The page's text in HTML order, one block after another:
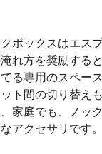
ボックスはエス
れ方を奨励する
る専用のスペー
ト間の切り替え
家庭でも、ノッ
アクセサリです。